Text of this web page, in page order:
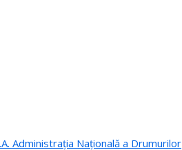
Administrația Națională a Drumurilor